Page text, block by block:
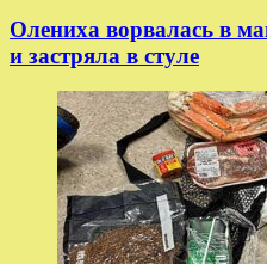
Олениха ворвалась в
и застряла в стуле